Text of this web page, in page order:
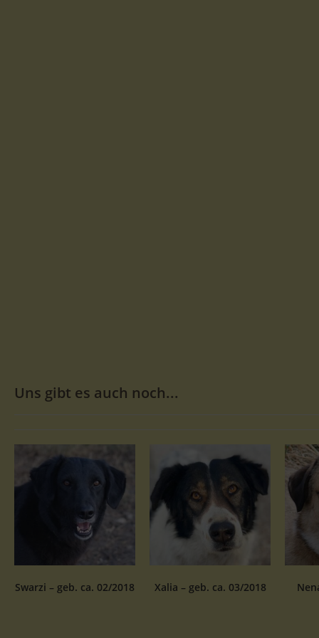
Uns gibt es auch noch...
Swarzi – geb. ca. 02/2018 Xalia – geb. ca. 03/2018